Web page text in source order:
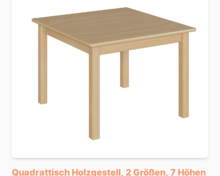
Quadrattisch Holzgestell, 2 Größen, 7 Höhen